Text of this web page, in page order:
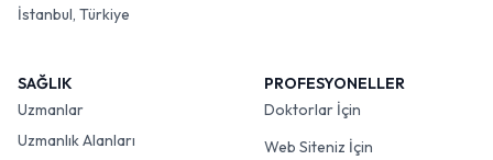
İstanbul, Türkiye
SAĞLIK
Uzmanlar
Uzmanlık Alanları
PROFESYONELLER
Doktorlar İçin
Web Siteniz İçin